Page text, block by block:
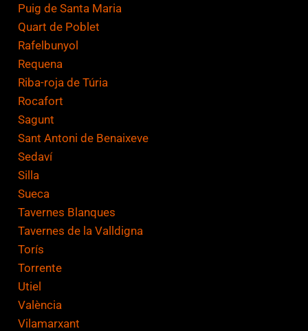
Puig de Santa Maria
Quart de Poblet
Rafelbunyol
Requena
Riba-roja de Túria
Rocafort
Sagunt
Sant Antoni de Benaixeve
Sedaví
Silla
Sueca
Tavernes Blanques
Tavernes de la Valldigna
Torís
Torrente
Utiel
València
Vilamarxant